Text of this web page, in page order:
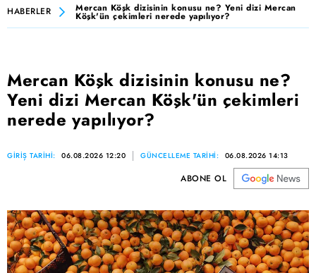
HABERLER Mercan Köşk dizisinin konusu ne? Yeni dizi Mercan
Köşk'ün çekimleri nerede yapılıyor?
Mercan Köşk dizisinin konusu ne?
Yeni dizi Mercan Köşk'ün çekimleri
nerede yapılıyor?
GİRİŞ TARİHİ: 06.08.2026 12:20 GÜNCELLEME TARİHİ: 06.08.2026 14:13
ABONE OL